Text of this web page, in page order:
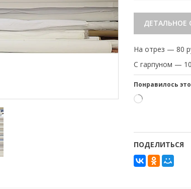
ДЕТАЛЬНОЕ
На отрез — 80
С гарпуном —
Понравилось
Загрузка…
ПОДЕЛИТЬСЯ